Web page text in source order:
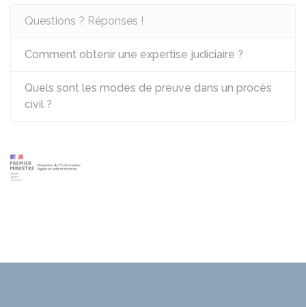
Questions ? Réponses !
Comment obtenir une expertise judiciaire ?
Quels sont les modes de preuve dans un procès
civil ?